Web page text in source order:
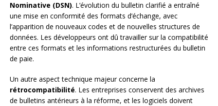
Nominative (DSN). L’évolution du bulletin clarifié a entraîné
une mise en conformité des formats d’échange, avec
l’apparition de nouveaux codes et de nouvelles structures de
données. Les développeurs ont dû travailler sur la compatibilité
entre ces formats et les informations restructurées du bulletin
de paie.
Un autre aspect technique majeur concerne la
rétrocompatibilité. Les entreprises conservent des archives
de bulletins antérieurs à la réforme, et les logiciels doivent